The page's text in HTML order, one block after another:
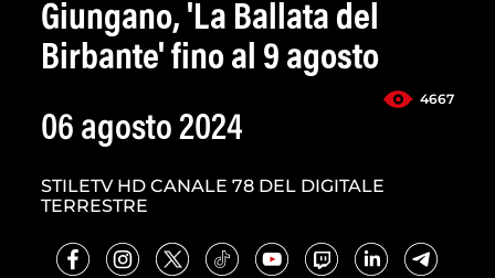
Giungano, 'La Ballata del
Birbante' fino al 9 agosto
4667
06 agosto 2024
STILETV HD CANALE 78 DEL DIGITALE
TERRESTRE